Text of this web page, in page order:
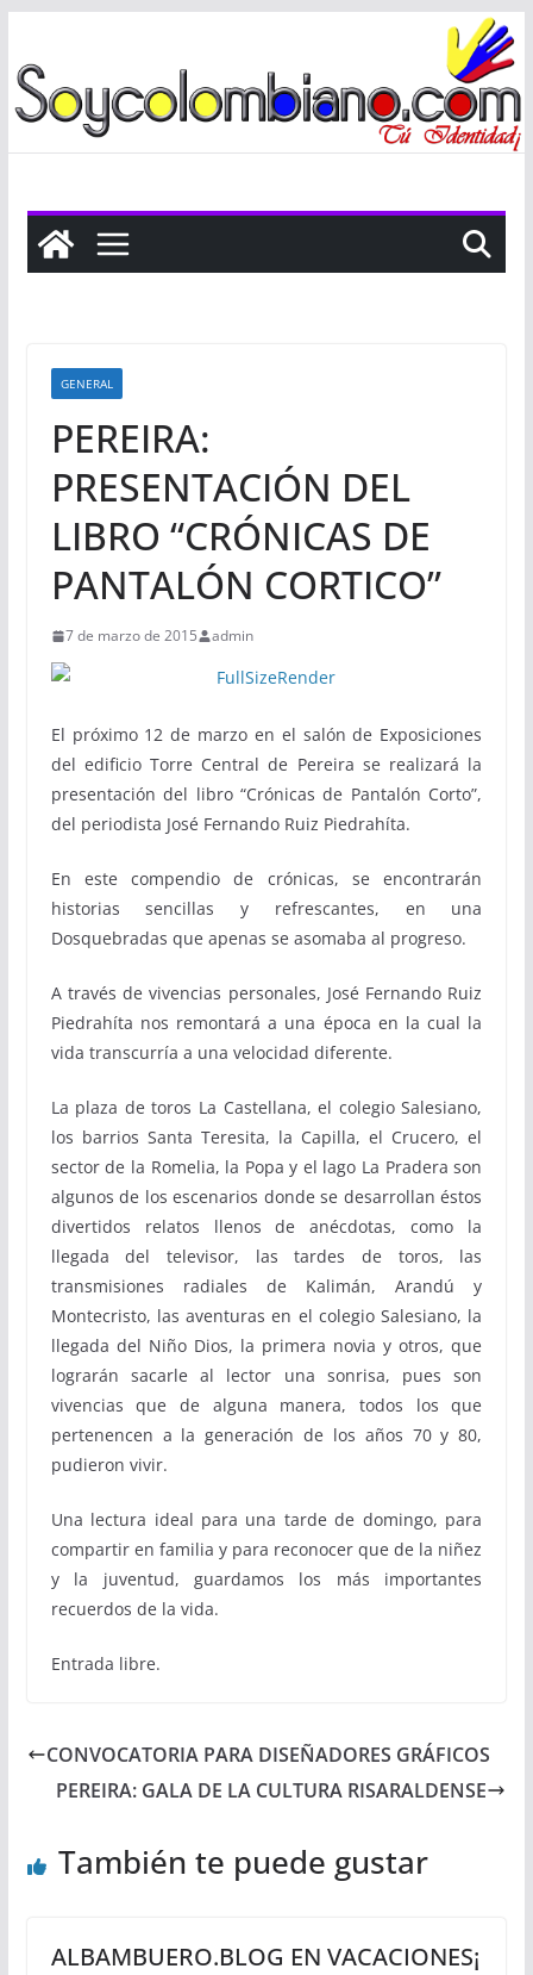
al
contenido
GENERAL
PEREIRA:
PRESENTACIÓN DEL
LIBRO “CRÓNICAS DE
PANTALÓN CORTICO”
7 de marzo de 2015 admin
El próximo 12 de marzo en el salón de Exposiciones
del edificio Torre Central de Pereira se realizará la
presentación del libro “Crónicas de Pantalón Corto”,
del periodista José Fernando Ruiz Piedrahíta.
En este compendio de crónicas, se encontrarán
historias sencillas y refrescantes, en una
Dosquebradas que apenas se asomaba al progreso.
A través de vivencias personales, José Fernando Ruiz
Piedrahíta nos remontará a una época en la cual la
vida transcurría a una velocidad diferente.
La plaza de toros La Castellana, el colegio Salesiano,
los barrios Santa Teresita, la Capilla, el Crucero, el
sector de la Romelia, la Popa y el lago La Pradera son
algunos de los escenarios donde se desarrollan éstos
divertidos relatos llenos de anécdotas, como la
llegada del televisor, las tardes de toros, las
transmisiones radiales de Kalimán, Arandú y
Montecristo, las aventuras en el colegio Salesiano, la
llegada del Niño Dios, la primera novia y otros, que
lograrán sacarle al lector una sonrisa, pues son
vivencias que de alguna manera, todos los que
pertenencen a la generación de los años 70 y 80,
pudieron vivir.
Una lectura ideal para una tarde de domingo, para
compartir en familia y para reconocer que de la niñez
y la juventud, guardamos los más importantes
recuerdos de la vida.
Entrada libre.
CONVOCATORIA PARA DISEÑADORES GRÁFICOS
PEREIRA: GALA DE LA CULTURA RISARALDENSE
También te puede gustar
ALBAMBUERO.BLOG EN VACACIONES¡